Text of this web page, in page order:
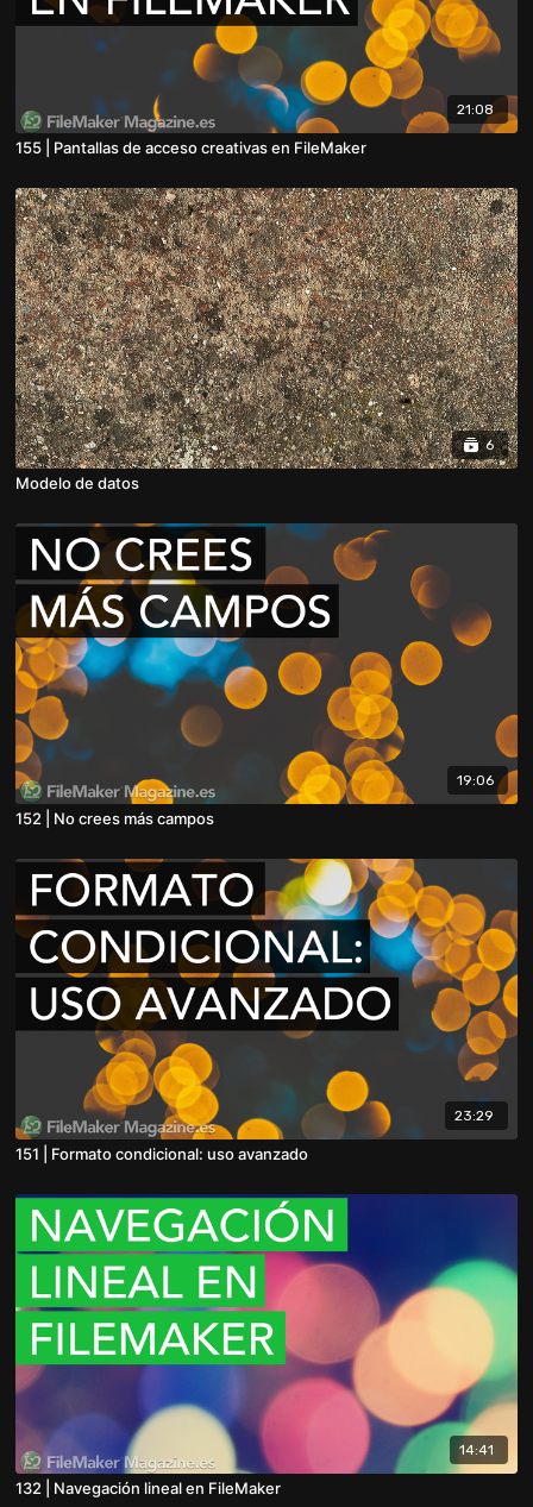
21:08
155 | Pantallas de acceso creativas en FileMaker
6
Modelo de datos
19:06
152 | No crees más campos
23:29
151 | Formato condicional: uso avanzado
14:41
132 | Navegación lineal en FileMaker